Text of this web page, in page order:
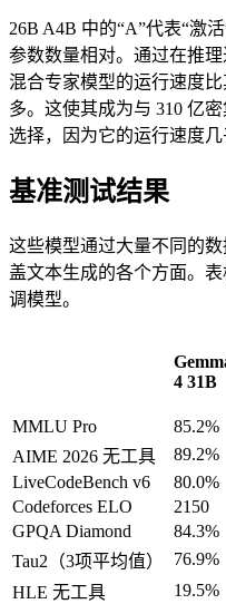
26B A4B 中的“A”代表“激
参数数量相对。通过在推理
混合专家模型的运行速度
多。这使其成为与 310 亿
选择，因为它的运行速度几
基准测试结果
这些模型通过大量不同的
盖文本生成的各个方面。
调模型。
4 31B
MMLU Pro
85.2%
AIME 2026 无工具
89.2%
LiveCodeBench v6
80.0%
Codeforces ELO
2150
GPQA Diamond
84.3%
Tau2（3项平均值）
76.9%
HLE 无工具
19.5%